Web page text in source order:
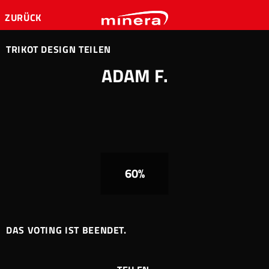
ZURÜCK
TRIKOT DESIGN TEILEN
ADAM F.
DAS VOTING IST BEENDET.
60%